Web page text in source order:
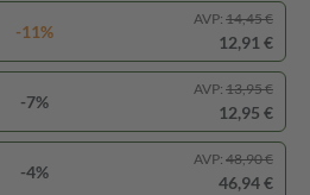
-11%
AVP: 14,45 €
12,91 €
-7%
AVP: 13,95 €
12,95 €
-4%
AVP: 48,90 €
46,94 €